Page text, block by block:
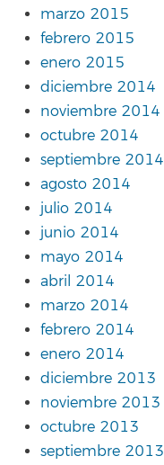
marzo 2015
febrero 2015
enero 2015
diciembre 2014
noviembre 2014
octubre 2014
septiembre 2014
agosto 2014
julio 2014
junio 2014
mayo 2014
abril 2014
marzo 2014
febrero 2014
enero 2014
diciembre 2013
noviembre 2013
octubre 2013
septiembre 2013